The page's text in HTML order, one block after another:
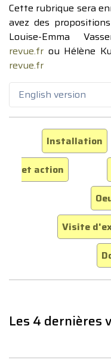
Cette rubrique sera
avez des
Louise-Emma
revue.fr ou Hélène
revue.fr
English version
Installation
et action
Visite
Les 4 dernières